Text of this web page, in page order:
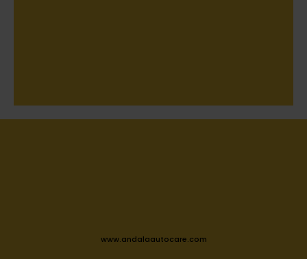
www.andalaautocare.com